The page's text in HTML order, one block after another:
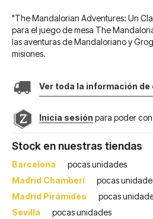
"The Mandalorian Adventures: Un
para el juego de mesa The
las aventuras de Mandaloriano y
misiones.
Ver toda la información de
Inicia sesión para poder
Stock en nuestras tiendas
Barcelona
pocas unidades
Madrid Chamberí
pocas
Madrid Pirámides
pocas
Sevilla
pocas unidades